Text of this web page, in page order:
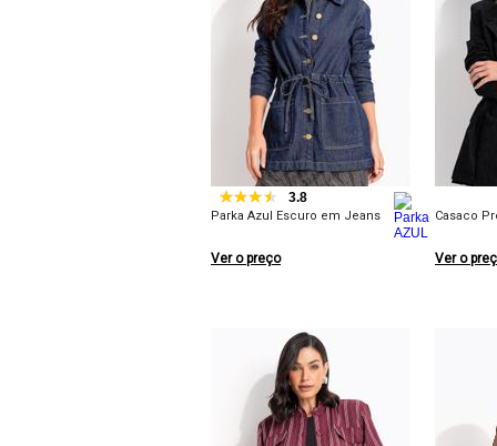
3.8
Parka Azul Escuro em Jeans
Ver o preço
Casaco
Ver o